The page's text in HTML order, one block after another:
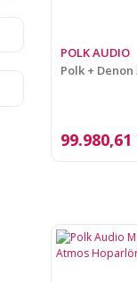
POLK AUDIO
Polk +
99.980,61